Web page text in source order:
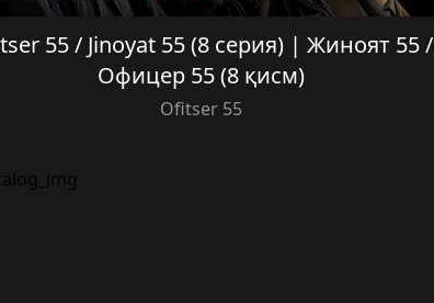
55 / Jinoyat 55 (8 серия) | Жиноят 55 /
Офицер 55 (8 қисм)
Ofitser 55